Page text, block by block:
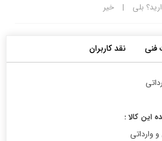
بلی | خیر
نقد کاربران
این کالا :
وارداتی